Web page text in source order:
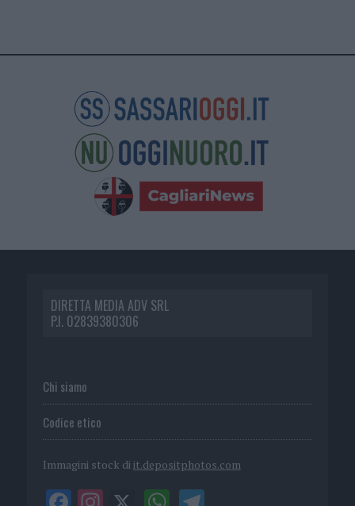
DIRETTA MEDIA ADV SRL
P.I. 02839380306
Chi siamo
Codice etico
Immagini stock di it.depositphotos.com